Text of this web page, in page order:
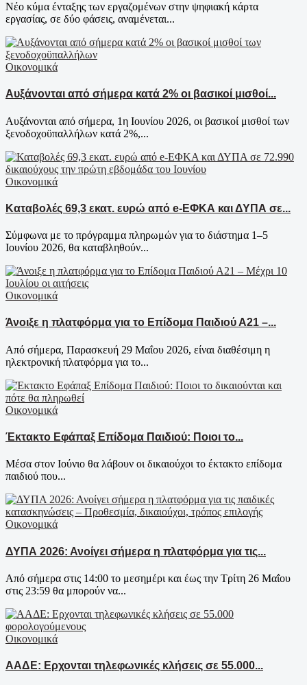
Νέο κύμα ένταξης των εργαζομένων στην ψηφιακή κάρτα
εργασίας, σε δύο φάσεις, αναμένεται...
Οικονομικά
Aυξάνονται από σήμερα κατά 2% οι βασικοί μισθοί...
Αυξάνονται από σήμερα, 1η Ιουνίου 2026, οι βασικοί μισθοί των
ξενοδοχοϋπαλλήλων κατά 2%,...
Οικονομικά
Καταβολές 69,3 εκατ. ευρώ από e-ΕΦΚΑ και ΔΥΠΑ σε...
Σύμφωνα με το πρόγραμμα πληρωμών για το διάστημα 1–5
Ιουνίου 2026, θα καταβληθούν...
Οικονομικά
Άνοιξε η πλατφόρμα για το Επίδομα Παιδιού Α21 –...
Από σήμερα, Παρασκευή 29 Μαΐου 2026, είναι διαθέσιμη η
ηλεκτρονική πλατφόρμα για το...
Οικονομικά
Έκτακτο Εφάπαξ Επίδομα Παιδιού: Ποιοι το...
Μέσα στον Ιούνιο θα λάβουν οι δικαιούχοι το έκτακτο επίδομα
παιδιού που...
Οικονομικά
ΔΥΠΑ 2026: Ανοίγει σήμερα η πλατφόρμα για τις...
Από σήμερα στις 14:00 το μεσημέρι και έως την Τρίτη 26 Μαΐου
στις 23:59 θα μπορούν να...
Οικονομικά
ΑΑΔΕ: Ερχονται τηλεφωνικές κλήσεις σε 55.000...